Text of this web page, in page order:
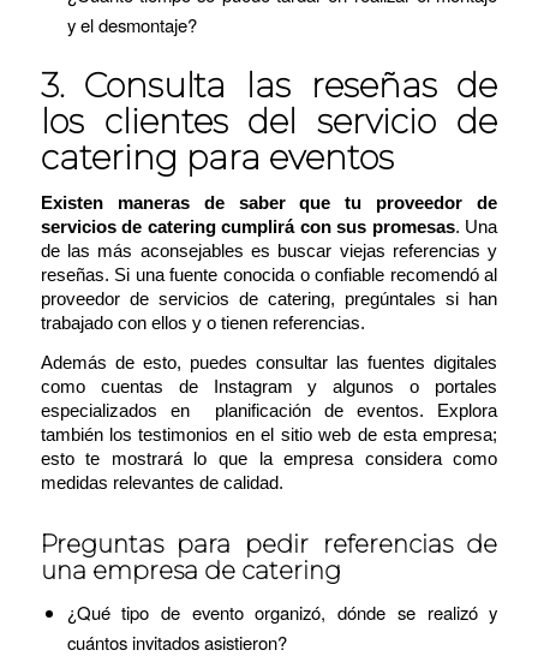
y el desmontaje?
3. Consulta las reseñas de
los clientes del servicio de
catering para eventos
Existen maneras de saber que tu proveedor de
servicios de catering cumplirá con sus promesas. Una
de las más aconsejables es buscar viejas referencias y
reseñas. Si una fuente conocida o confiable recomendó al
proveedor de servicios de catering, pregúntales si han
trabajado con ellos y o tienen referencias.
Además de esto, puedes consultar las fuentes digitales
como cuentas de Instagram y algunos o portales
especializados en planificación de eventos. Explora
también los testimonios en el sitio web de esta empresa;
esto te mostrará lo que la empresa considera como
medidas relevantes de calidad.
Preguntas para pedir referencias de
una empresa de catering
¿Qué tipo de evento organizó, dónde se realizó y
cuántos invitados asistieron?